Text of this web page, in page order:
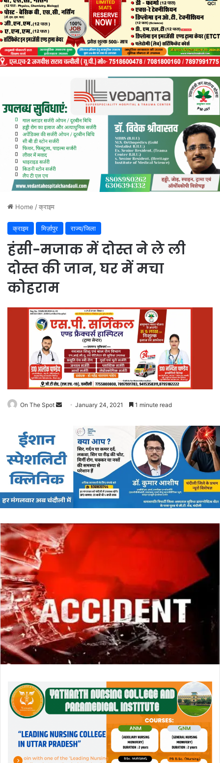
Home /क्राइम
क्राइम मिर्ज़ापुर राज्य/जिला
हंसी-मजाक में दोस्त ने ले ली
दोस्त की जान, घर में मचा
कोहराम
On The Spot
Send
email
January 24, 2021 1 minute read